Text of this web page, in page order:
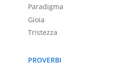
Paradigma
Gioia
Tristezza
PROVERBI